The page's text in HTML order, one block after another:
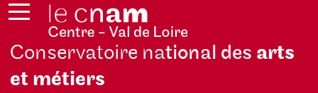
Conservatoire national des arts
et métiers